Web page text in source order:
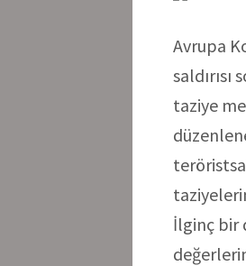
Avrupa
taziye
İlginç bir